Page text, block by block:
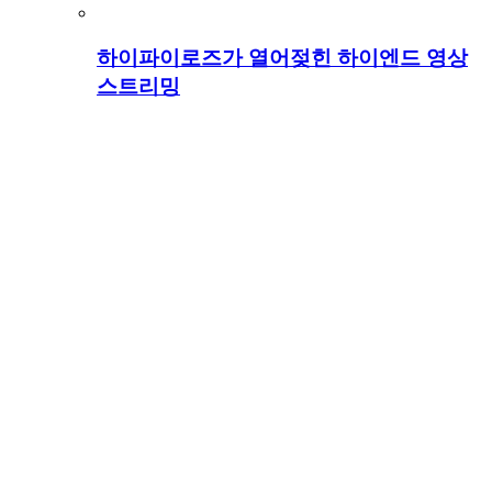
하이파이로즈가 열어젖힌 하이엔드 영상
스트리밍